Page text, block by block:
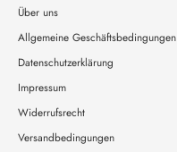
Über uns
Allgemeine Geschäftsbedingungen
Datenschutzerklärung
Impressum
Widerrufsrecht
Versandbedingungen